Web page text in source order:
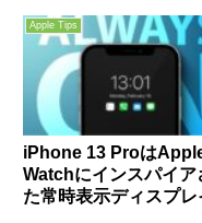
Apple Tips
iPhone 13 Proは
Watchにインスパイア
た常時表示ディスプレ